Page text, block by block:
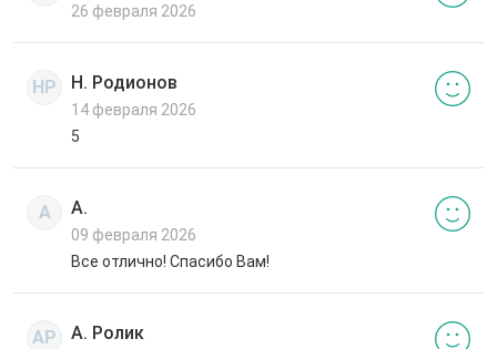
26 февраля 2026
НР Н. Родионов
14 февраля 2026
5
А А.
09 февраля 2026
Все отлично! Спасибо Вам!
АР А. Ролик